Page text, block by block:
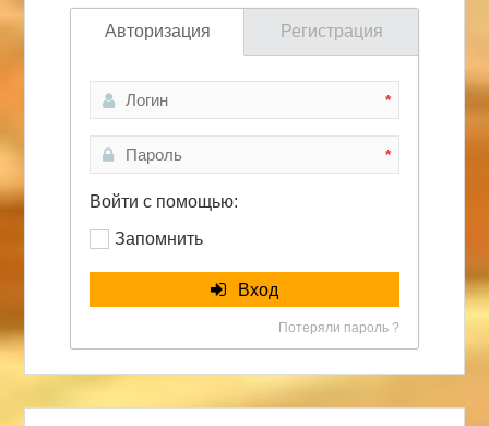
Авторизация Регистрация
*
*
Войти с помощью:
Запомнить
Вход
Потеряли пароль ?